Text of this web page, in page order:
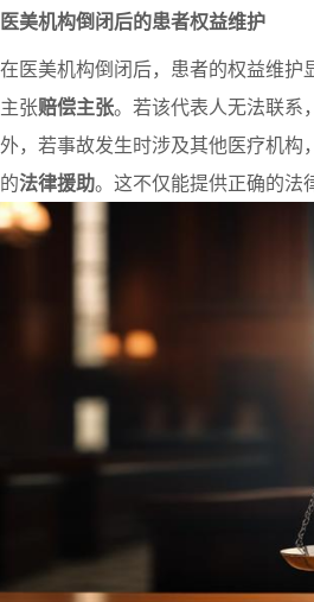
医美机构倒闭后的患者权益维护
在医美机构倒闭后，患者的权益维
主张赔偿主张。若该代表人无法联系
外，若事故发生时涉及其他医疗机
的法律援助。这不仅能提供正确的法